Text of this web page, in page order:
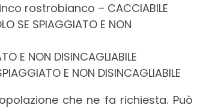
rostrobianco – CACCIABILE
SPIAGGIATO E NON
NON DISINCAGLIABILE
E NON DISINCAGLIABILE
che ne fa richiesta. Può